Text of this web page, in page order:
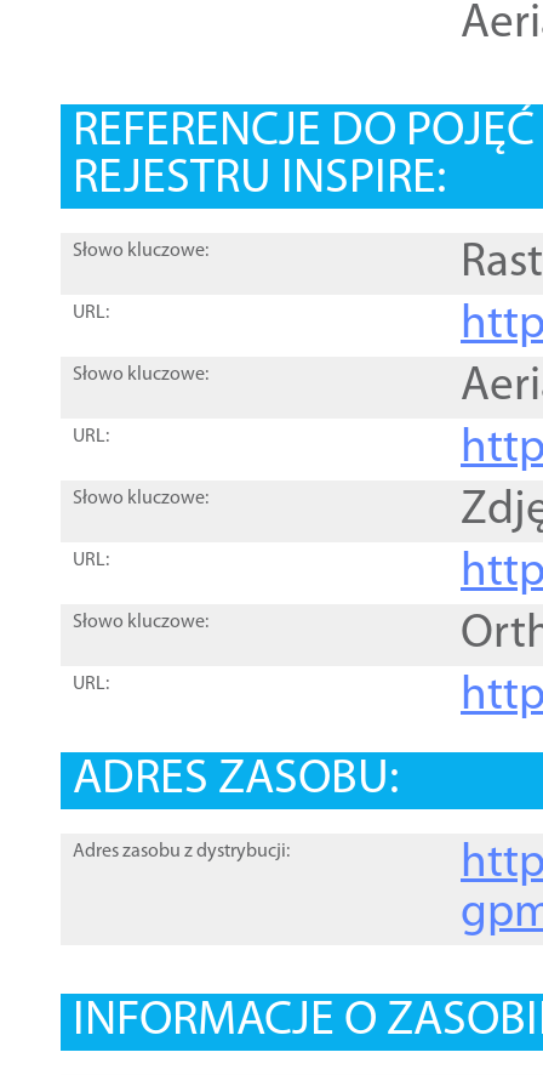
REFERENCJE DO
REJESTRU INSPIRE:
Słowo kluczowe:
URL:
Słowo kluczowe:
URL:
Słowo kluczowe:
URL:
Słowo kluczowe:
URL:
ADRES ZASOBU:
Adres zasobu z dystrybucji:
INFORMACJE O